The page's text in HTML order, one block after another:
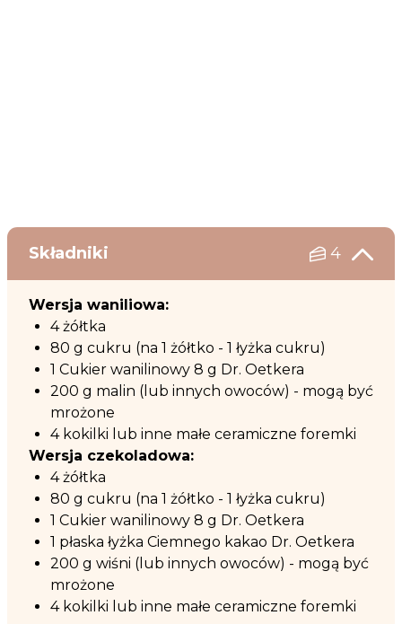
Składniki 4
Wersja waniliowa:
4 żółtka
80 g cukru (na 1 żółtko - 1 łyżka cukru)
1 Cukier wanilinowy 8 g Dr. Oetkera
200 g malin (lub innych owoców) - mogą być
mrożone
4 kokilki lub inne małe ceramiczne foremki
Wersja czekoladowa:
4 żółtka
80 g cukru (na 1 żółtko - 1 łyżka cukru)
1 Cukier wanilinowy 8 g Dr. Oetkera
1 płaska łyżka Ciemnego kakao Dr. Oetkera
200 g wiśni (lub innych owoców) - mogą być
mrożone
4 kokilki lub inne małe ceramiczne foremki